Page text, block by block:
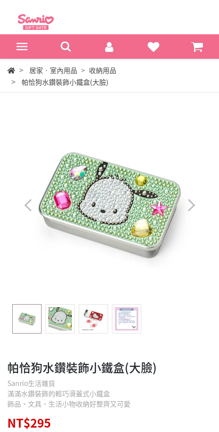
居家‧室內用品
收納用品
帕恰狗水鑽裝飾小鐵盒(大臉)
帕恰狗水鑽裝飾小鐵盒(大臉)
Sanrio生活雜貨
滿滿水鑽裝飾的輕巧滑蓋式小鐵盒
飾品、文具、生活小物收納好整齊又可愛
NT$295